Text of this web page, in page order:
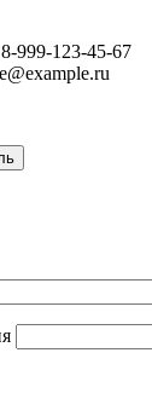
999-123-45-67